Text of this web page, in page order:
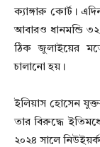
ক্যাঙ্গারু কোর্ট।
আবারও ধানমন্ডি
ঠিক জুলাইয়ের
চালানো হয়।
ইলিয়াস হোসেন
তার বিরুদ্ধে
২০২৪ সালে